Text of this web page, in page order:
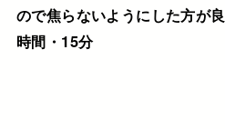
ので焦らないようにした方が良
時間・15分